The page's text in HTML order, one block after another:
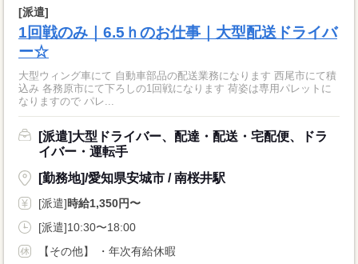
[派遣]
1回戦のみ｜6.5ｈのお仕事｜大型配送ドライバ
ー☆
大型ウィング車にて 自動車部品の配送業務になります 西尾市にて積
込み 各務原市にて下ろしの1回戦になります 荷姿は専用パレットに
なりますので パレ...
[派遣]大型ドライバー、配達・配送・宅配便、ドラ
イバー・運転手
[勤務地]/愛知県安城市 / 南桜井駅
[派遣]時給1,350円〜
[派遣]10:30〜18:00
【その他】 ・年次有給休暇